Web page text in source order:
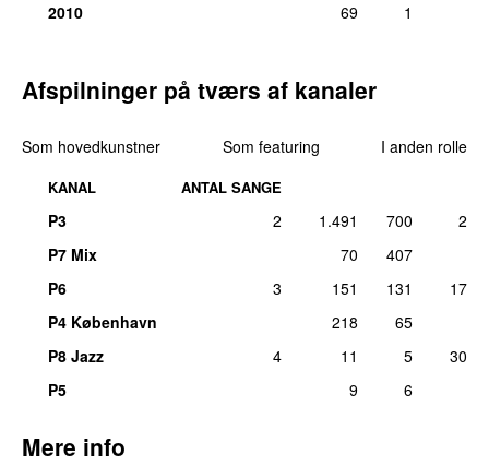
Hook)
lør 13. mar 2021
lør 15. maj 2010
Komponist:André Lauren Benjamin
Outkast
2
Medvirkende (rap):
UGK featuring
Choose You)
Tekst/forfatter:
Komponist:
2010
69 1
Afspilninger på tværs af kanaler
Som hovedkunstner Som featuring I anden rolle
KANAL ANTAL SANGE
P3 2 1.491 700
2
P7 Mix
70
407
P6
3 151 131
17
P4 København
218
65
P8 Jazz
4 11 5
30
P5
9 6
Mere info